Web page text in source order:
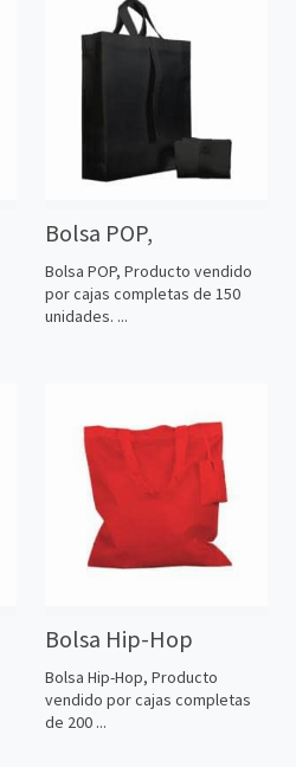
Bolsa POP,
Bolsa POP, Producto vendido
por cajas completas de 150
unidades. ...
Bolsa Hip-Hop
Bolsa Hip-Hop, Producto
vendido por cajas completas
de 200 ...